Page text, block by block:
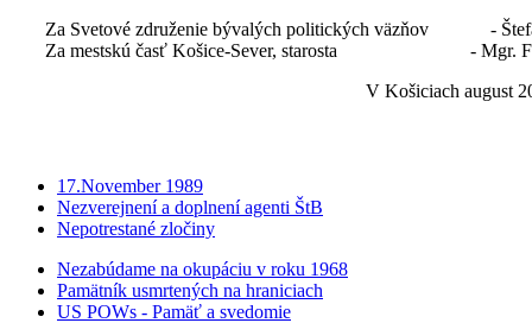
Za Svetové združenie bývalých politických väzňov -
Za mestskú časť Košice-Sever, starosta - Mgr.
V Košiciach august
17.November 1989
Nezverejnení a doplnení agenti ŠtB
Nepotrestané zločiny
Nezabúdame na okupáciu v roku 1968
Pamätník usmrtených na hraniciach
US POWs - Pamäť a svedomie